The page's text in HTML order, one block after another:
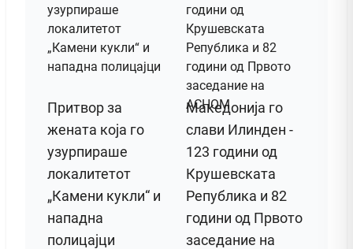
Притвор за
жената која го
узурпираше
локалитетот
„Камени кукли“ и
нападна
полицајци
Македонија го
слави Илинден -
123 години од
Крушевската
Република и 82
години од Првото
заседание на